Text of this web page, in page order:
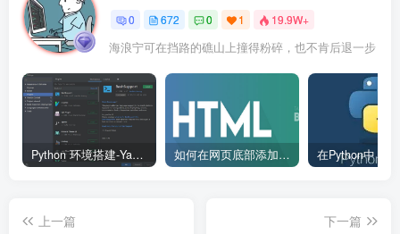
0 672 0 1 19.9W+
海浪宁可在挡路的礁山上撞得粉碎，也不肯后退一步
Python 环境搭建-Yave520-专业开发者社区 如何在网页底部添加版权信息？
上一篇
下一篇